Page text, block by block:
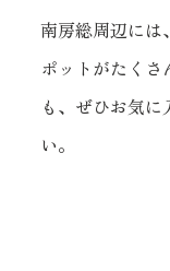
南房総周辺には
ポットがたくさ
も、ぜひお気
い。